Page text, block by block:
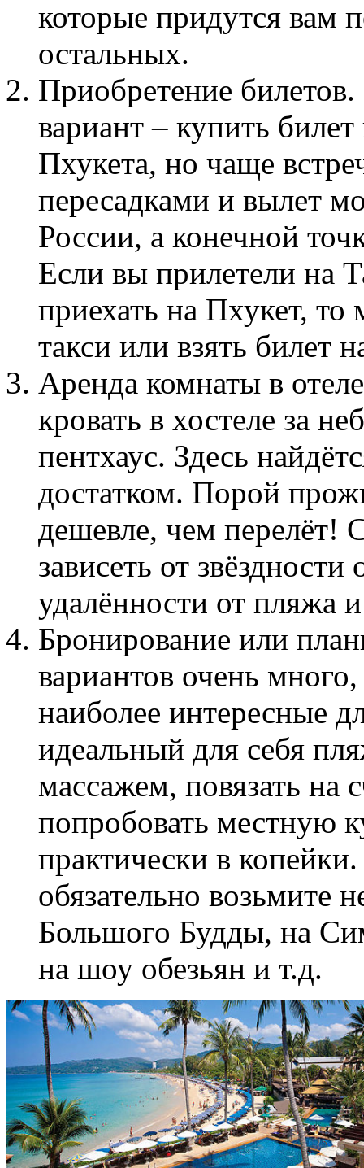
которые придутся вам
остальных.
Приобретение
вариант – купить
Пхукета, но чаще
пересадками и вылет
России, а конечной
Если вы прилетели на
приехать на Пхукет,
такси или взять билет
Аренда комнаты в
кровать в хостеле за
пентхаус. Здесь
достатком. Порой
дешевле, чем перелёт!
зависеть от звёздности
удалённости от пляжа
Бронирование или
вариантов очень
наиболее интересные
идеальный для себя
массажем, повязать на
попробовать местную
практически в
обязательно возьмите
Большого Будды, на
на шоу обезьян и т.д.